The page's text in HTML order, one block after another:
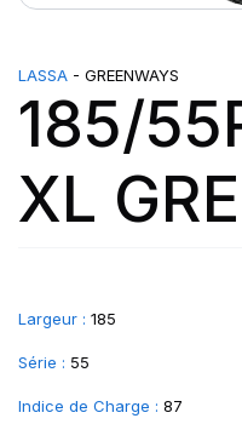
LASSA - GREENWAYS
185/
XL
Largeur : 185
Série : 55
Indice de Charge : 87